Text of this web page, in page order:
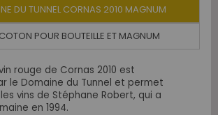
DU TUNNEL CORNAS 2010 MAGNUM
POUR BOUTEILLE ET MAGNUM
rouge de Cornas 2010 est
le Domaine du Tunnel et permet
vins de Stéphane Robert, qui a
en 1994.